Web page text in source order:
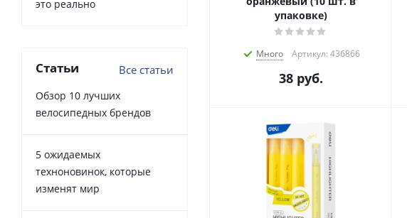
упаковке)
Много Артикул: 436866
38руб.
это реально
Статьи Все статьи
Обзор 10 лучших
велосипедных брендов
5 ожидаемых
техноновинок, которые
изменят мир